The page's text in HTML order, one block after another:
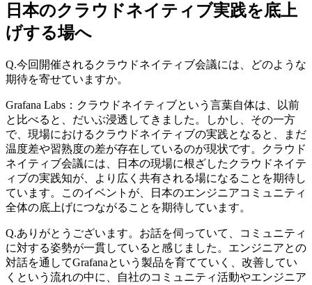
日本のクラウドネイティブ実践を底上
げする場へ
Q.今回開催されるクラウドネイティブ会議には、どのような
期待を寄せていますか。
Grafana Labs：クラウドネイティブという言葉自体は、以前
と比べると、だいぶ浸透してきました。しかし、その一方
で、現場におけるクラウドネイティブの実践となると、まだ
温度差や習熟度の差が存在しているのが現状です。クラウド
ネイティブ会議には、日本の現場に根ざしたクラウドネイテ
ィブの実践知が、より広く共有される場になることを期待し
ています。このイベントが、日本のエンジニアコミュニティ
全体の底上げにつながることを期待しています。
Q.ありがとうございます。お話を伺っていて、コミュニティ
に対する姿勢が一貫していると感じました。エンジニアとの
対話を通してGrafanaという製品を育てていく、改善してい
くという流れの中に、自社のコミュニティ活動やエンジニア